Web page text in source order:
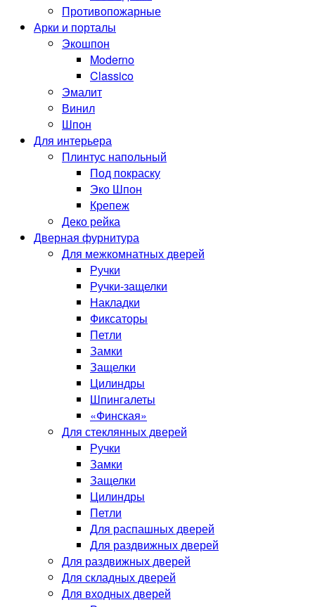
Противопожарные
Арки и порталы
Экошпон
Moderno
Classico
Эмалит
Винил
Шпон
Для интерьера
Плинтус напольный
Под покраску
Эко Шпон
Крепеж
Деко рейка
Дверная фурнитура
Для межкомнатных дверей
Ручки
Ручки-защелки
Накладки
Фиксаторы
Петли
Замки
Защелки
Цилиндры
Шпингалеты
«Финская»
Для стеклянных дверей
Ручки
Замки
Защелки
Цилиндры
Петли
Для распашных дверей
Для раздвижных дверей
Для раздвижных дверей
Для складных дверей
Для входных дверей